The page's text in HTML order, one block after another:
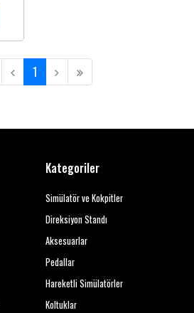
1
Kategoriler
Simülatör ve Kokpitler
Direksiyon Standı
Aksesuarlar
Pedallar
Hareketli Simülatörler
Koltuklar